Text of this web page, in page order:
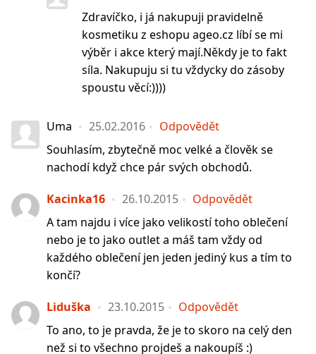
Zdravíčko, i já nakupuji pravidelně
kosmetiku z eshopu ageo.cz líbí se mi
výběr i akce který mají.Někdy je to fakt
síla. Nakupuju si tu vždycky do zásoby
spoustu věcí:))))
Uma 25.02.2016
Odpovědět
Souhlasím, zbytečně moc velké a člověk se
nachodí když chce pár svých obchodů.
Kacinka16 26.10.2015
Odpovědět
A tam najdu i více jako velikostí toho oblečení
nebo je to jako outlet a máš tam vždy od
každého oblečení jen jeden jediný kus a tím to
končí?
Liduška 23.10.2015
Odpovědět
To ano, to je pravda, že je to skoro na celý den
než si to všechno projdeš a nakoupíš :)